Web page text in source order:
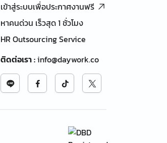
เข้าสู่ระบบเพื่อประกาศงานฟรี
หาคนด่วน เร็วสุด 1 ชั่วโมง
HR Outsourcing Service
ติดต่อเรา:info@daywork.co